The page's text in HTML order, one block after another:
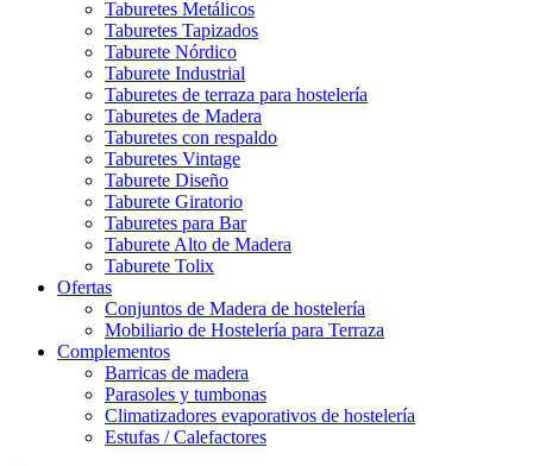
Taburetes Metálicos
Taburetes Tapizados
Taburete Nórdico
Taburete Industrial
Taburetes de terraza para hostelería
Taburetes de Madera
Taburetes con respaldo
Taburetes Vintage
Taburete Diseño
Taburete Giratorio
Taburetes para Bar
Taburete Alto de Madera
Taburete Tolix
Ofertas
Conjuntos de Madera de hostelería
Mobiliario de Hostelería para Terraza
Complementos
Barricas de madera
Parasoles y tumbonas
Climatizadores evaporativos de hostelería
Estufas / Calefactores